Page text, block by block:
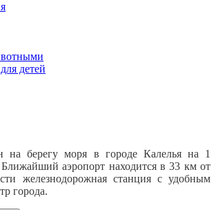
детей
на берегу моря в городе Калелья на 1
аэропорт находится в 33 км от
железнодорожная станция с удобным
города.